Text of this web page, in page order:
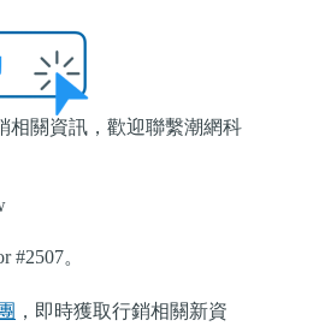
相關資訊，歡迎聯繫潮網科
#2507。
，即時獲取行銷相關新資